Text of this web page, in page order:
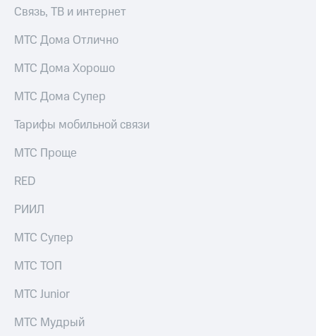
Акции
Домашний
ТВ
Спутниковое
со своим
номером
Поддержка
и подписки
МТС
Premium
мес
МТС
Подписка
на гигабайты
интернета,
фильмы,
музыка
другое
на тарифы,
общие
подписки
доступ
к геолокации
Сертификаты
Связь, ТВ и интернет
МТС Дома Отлично
МТС Дома Хорошо
МТС Дома Супер
Тарифы мобильной связи
МТС Проще
RED
РИИЛ
МТС Супер
МТС ТОП
МТС Junior
МТС Мудрый